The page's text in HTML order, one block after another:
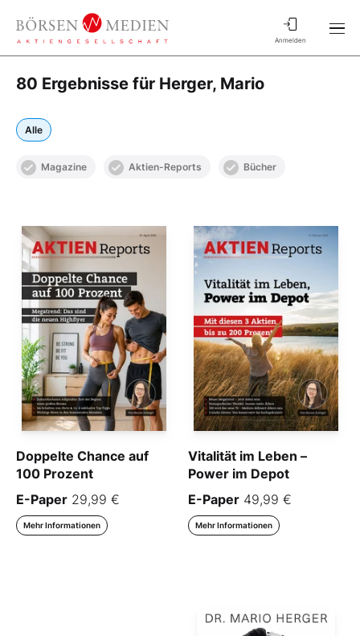
Anmelden
80 Ergebnisse für Herger, Mario
Alle
Magazine Aktien-Reports Bücher
Doppelte Chance auf
100 Prozent
E-Paper 29,99 €
Mehr Informationen
Vitalität im Leben –
Power im Depot
E-Paper 49,99 €
Mehr Informationen